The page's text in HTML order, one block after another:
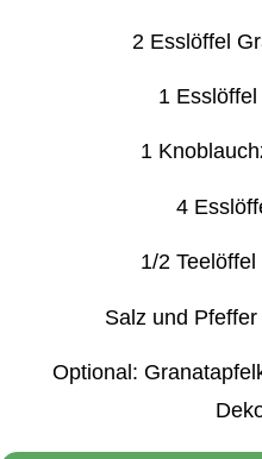
2 Esslöffel
1
1
4
1/2
Salz und
Optional: